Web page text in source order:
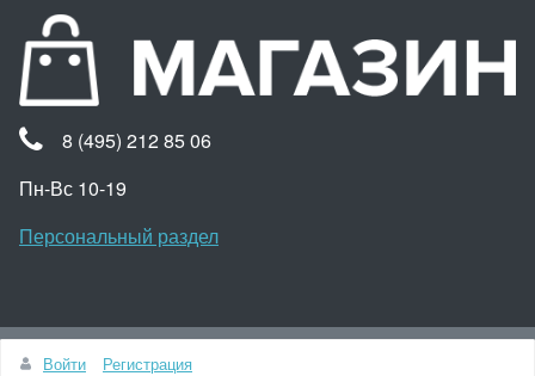
8 (495) 212 85 06
Пн-Вс 10-19
Персональный раздел
Войти Регистрация